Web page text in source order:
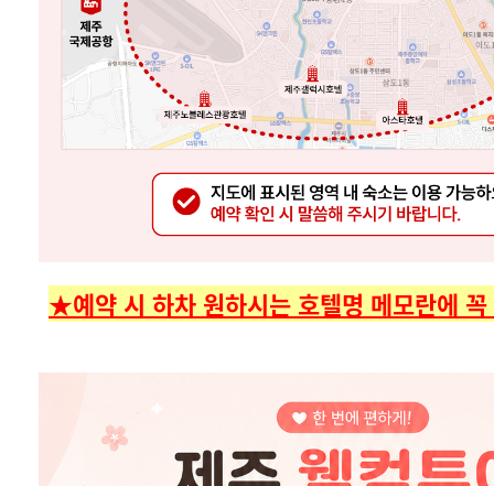
★예약 시 하차 원하시는 호텔명 메모란에